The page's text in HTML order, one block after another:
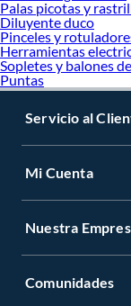
Palas picotas y
Diluyente duco
Pinceles y
Herramientas
Sopletes y balones
Puntas
Servicio al
Mi Cuenta
Nuestra
Comunidades